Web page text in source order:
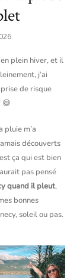
plein hiver, et il
j’ai
de risque
😅
pluie m’a
découverts
ça qui est bien
pas pensé
quand il pleut,
bonnes
soleil ou pas.